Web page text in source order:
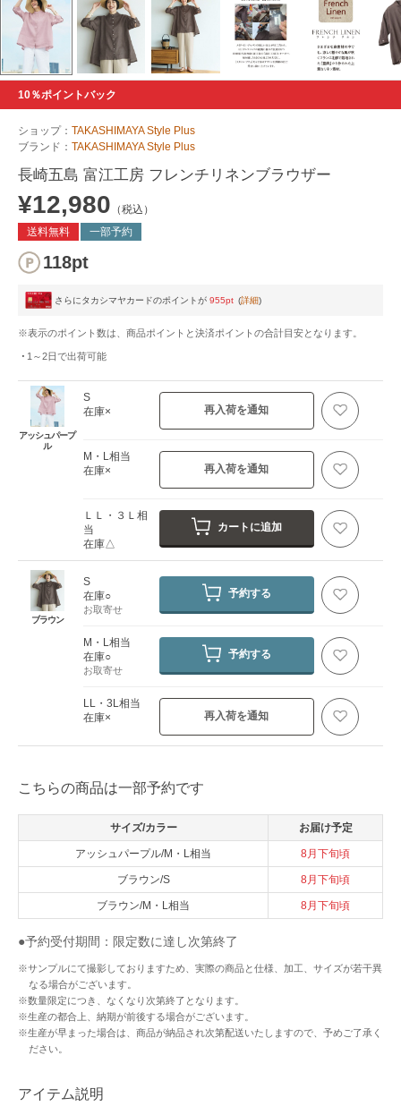
10％ポイントバック
ショップ： TAKASHIMAYA Style Plus
ブランド： TAKASHIMAYA Style Plus
長崎五島 富江工房 フレンチリネンブラウザー
¥12,980 （税込）
送料無料
一部予約
118pt
さらにタカシマヤカードのポイントが 955pt (詳細)
※表示のポイント数は、商品ポイントと決済ポイントの合計目安となります。
1～2日で出荷可能
アッシュパープ
ル
S
在庫×
再入荷を通知
M・L相当
在庫×
再入荷を通知
ＬＬ・３Ｌ相
当
在庫△
カートに追加
ブラウン
S
在庫○
お取寄せ
予約する
M・L相当
在庫○
お取寄せ
予約する
LL・3L相当
在庫×
再入荷を通知
こちらの商品は一部予約です
サイズ/カラー お届け予定
アッシュパープル/M・L相当 8月下旬頃
ブラウン/S 8月下旬頃
ブラウン/M・L相当 8月下旬頃
●予約受付期間：限定数に達し次第終了
※サンプルにて撮影しておりますため、実際の商品と仕様、加工、サイズが若干異
なる場合がございます。
※数量限定につき、なくなり次第終了となります。
※生産の都合上、納期が前後する場合がございます。
※生産が早まった場合は、商品が納品され次第配送いたしますので、予めご了承く
ださい。
アイテム説明